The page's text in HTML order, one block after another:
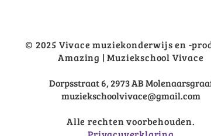
© 2025 Vivace muziekonderwijs en -
Amazing | Muziekschool Vivace
Dorpsstraat 6, 2973 AB
muziekschoolvivace@gmail.com
Alle rechten voorbehouden.